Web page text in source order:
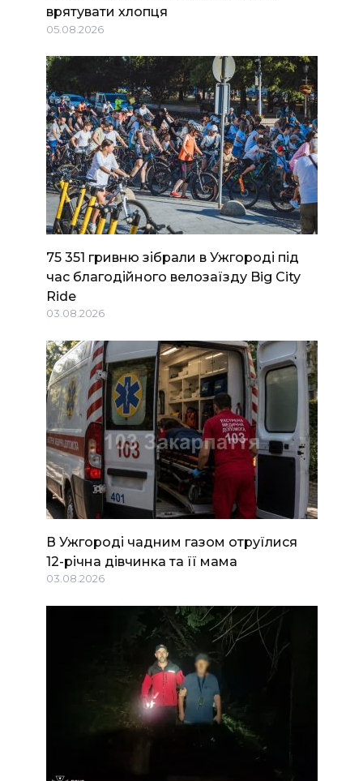
врятувати хлопця
05.08.2026
75 351 гривню зібрали в Ужгороді під
час благодійного велозаїзду Big Сity
Ride
03.08.2026
В Ужгороді чадним газом отруїлися
12-річна дівчинка та її мама
03.08.2026